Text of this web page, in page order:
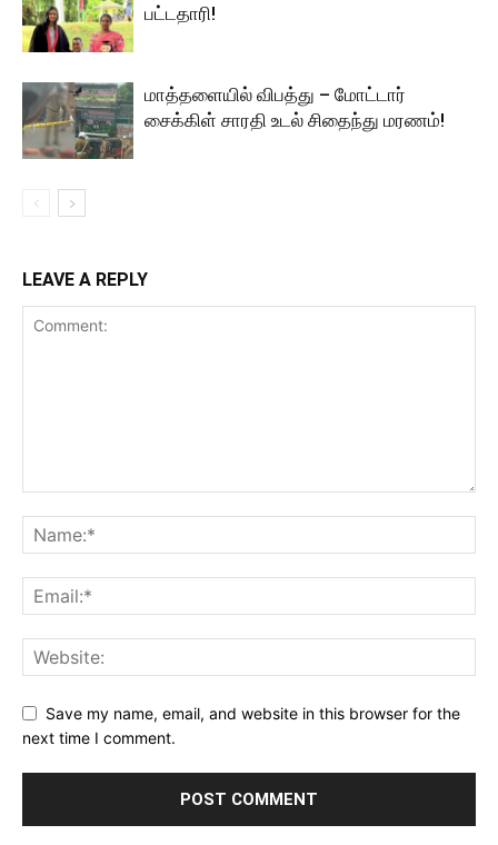
பட்டதாரி!
மாத்தளையில் விபத்து – மோட்டார்
சைக்கிள் சாரதி உடல் சிதைந்து மரணம்!
LEAVE A REPLY
Save my name, email, and website in this browser for the
next time I comment.